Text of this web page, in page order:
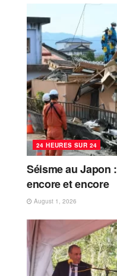
24 HEURES SUR 24
Séisme au Japon
encore et encore
August 1, 2026